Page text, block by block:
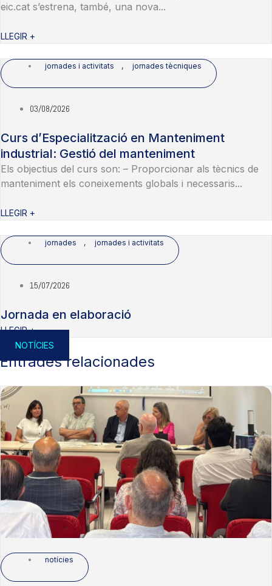
eic.cat s’estrena, també, una nova...
LLEGIR +
jornades i activitats , jornades tècniques
03/08/2026
Curs d’Especialització en Manteniment
industrial: Gestió del manteniment
Els objectius del curs son: – Proporcionar als tècnics de
manteniment els coneixements globals i necessaris...
LLEGIR +
jornades , jornades i activitats
15/07/2026
Jornada en elaboració
LLEGIR +
NOTÍCIES
Entrades relacionades
notícies